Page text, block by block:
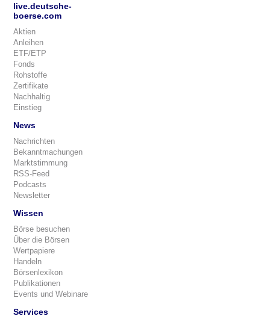
live.deutsche-
boerse.com
Aktien
Anleihen
ETF/ETP
Fonds
Rohstoffe
Zertifikate
Nachhaltig
Einstieg
News
Nachrichten
Bekanntmachungen
Marktstimmung
RSS-Feed
Podcasts
Newsletter
Wissen
Börse besuchen
Über die Börsen
Wertpapiere
Handeln
Börsenlexikon
Publikationen
Events und Webinare
Services